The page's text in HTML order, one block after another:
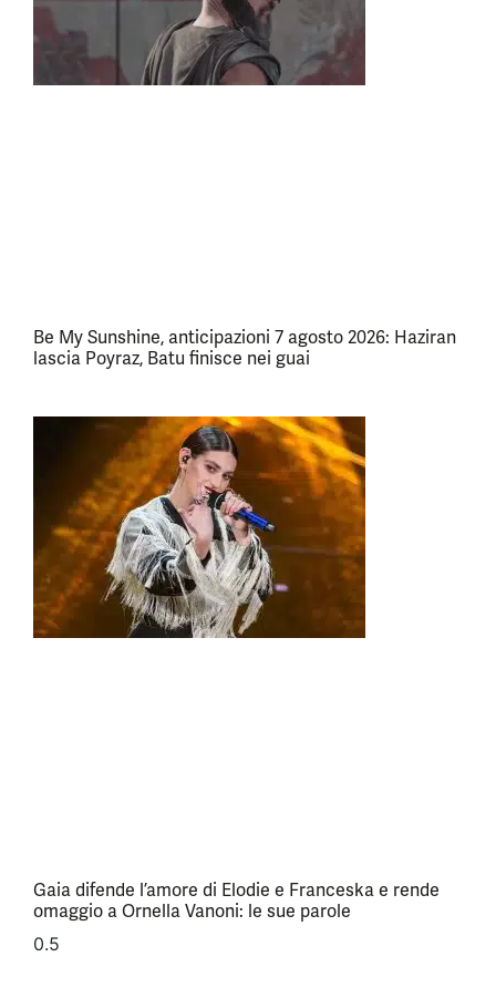
Be My Sunshine, anticipazioni 7 agosto 2026: Haziran
lascia Poyraz, Batu finisce nei guai
Gaia difende l’amore di Elodie e Franceska e rende
omaggio a Ornella Vanoni: le sue parole